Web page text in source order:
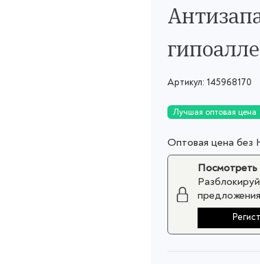
Артикул: 145968170
Лучшая оптовая цена
Оптовая цена